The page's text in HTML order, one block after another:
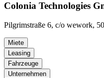
Colonia Technologies
Pilgrimstraße 6, c/o wework,
Miete
Leasing
Fahrzeuge
Unternehmen